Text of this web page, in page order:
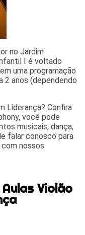
no Jardim
I é voltado
uma programação
2 anos (dependendo
Liderança? Confira
você pode
musicais, dança,
falar conosco para
nossos
Violão